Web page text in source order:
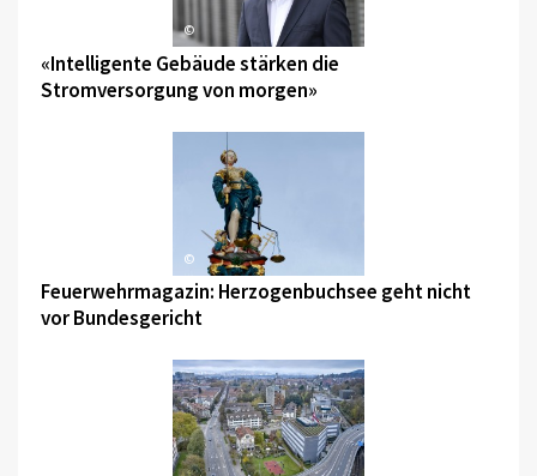
©
«Intelligente Gebäude stärken die
Stromversorgung von morgen»
©
Feuerwehrmagazin: Herzogenbuchsee geht nicht
vor Bundesgericht